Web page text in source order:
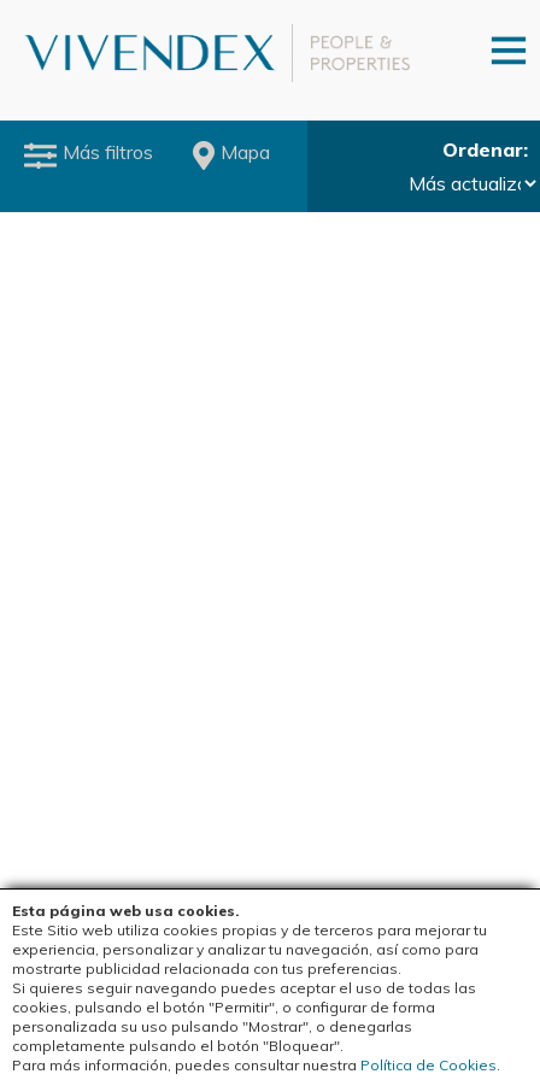
Esta página web usa cookies.
Este Sitio web utiliza cookies propias y de terceros para mejorar tu
experiencia, personalizar y analizar tu navegación, así como para
mostrarte publicidad relacionada con tus preferencias.
Si quieres seguir navegando puedes aceptar el uso de todas las
cookies, pulsando el botón "Permitir", o configurar de forma
personalizada su uso pulsando "Mostrar", o denegarlas
completamente pulsando el botón "Bloquear".
Para más información, puedes consultar nuestra Política de Cookies.
Más filtros Mapa Ordenar